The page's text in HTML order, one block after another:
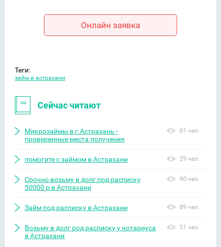
Онлайн заявка
Теги:
займ в астрахани
Сейчас читают
Микрозаймы в г.Астрахань -
проверенные места получения
61 чел.
помогите с займом в Астрахани 29 чел.
Срочно возьму в долг под расписку
50000 р в Астрахани
90 чел.
Займ под расписку в Астрахани 89 чел.
Возьму в долг род расписку у нотариуса
в Астрахани
51 чел.